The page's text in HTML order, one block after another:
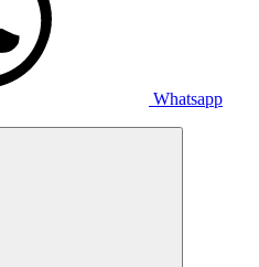
Whatsapp